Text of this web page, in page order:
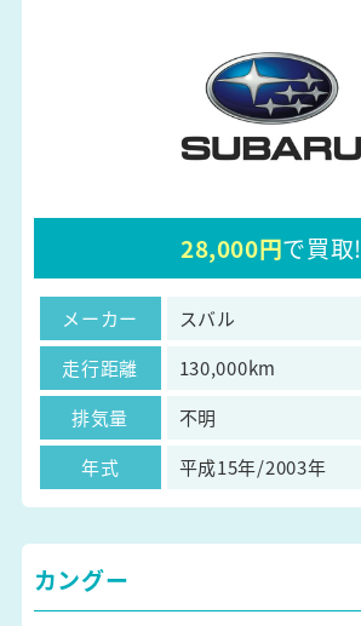
28,000円で買取!
メーカー
スバル
走行距離
130,000km
排気量
不明
年式
平成15年/2003年
カングー